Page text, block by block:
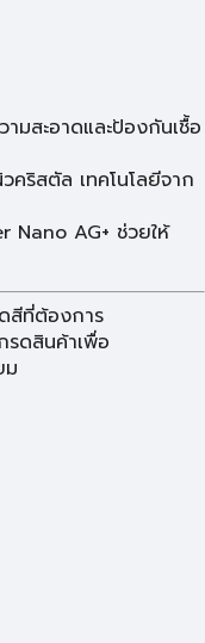
มสะอาดและป้องกันเชื้อ
คริสตัล เทคโนโลยีจาก
Nano AG+ ช่วยให้
สีที่ต้องการ
รดสินค้าเพื่อ
ม